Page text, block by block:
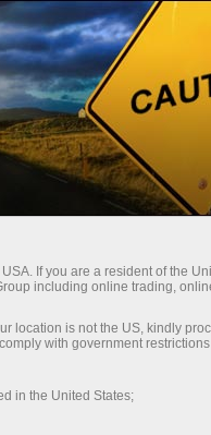
If you are a resident of the
including online trading,
location is not the US, kindly
with government
in the United States;